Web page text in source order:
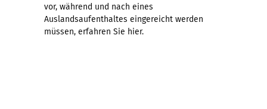
vor, während und nach eines
Auslandsaufenthaltes eingereicht werden
müssen, erfahren Sie hier.